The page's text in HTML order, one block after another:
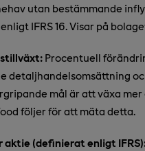
utan bestämmande
IFRS 16. Visar på
Procentuell
detaljhandelsomsättning
mål är att växa
följer för att mäta detta.
aktie (definierat enligt